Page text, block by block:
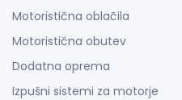
Motoristična oblačila
Motoristična obutev
Dodatna oprema
Izpušni sistemi za motorje